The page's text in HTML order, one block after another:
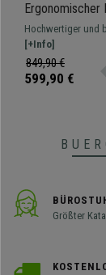
Ergonomischer
OLIVER
Nutzung, dicke
Farbe Braun
Hochwertiger und
ergonomischer
erstklassigen
professionelle 8h-
[+Info]
849,90 €
599,90 €
Größter